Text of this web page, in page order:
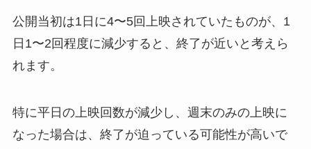
公開当初は1日に4〜5回上映されていたものが、1
日1〜2回程度に減少すると、終了が近いと考えら
れます。
特に平日の上映回数が減少し、週末のみの上映に
なった場合は、終了が迫っている可能性が高いで